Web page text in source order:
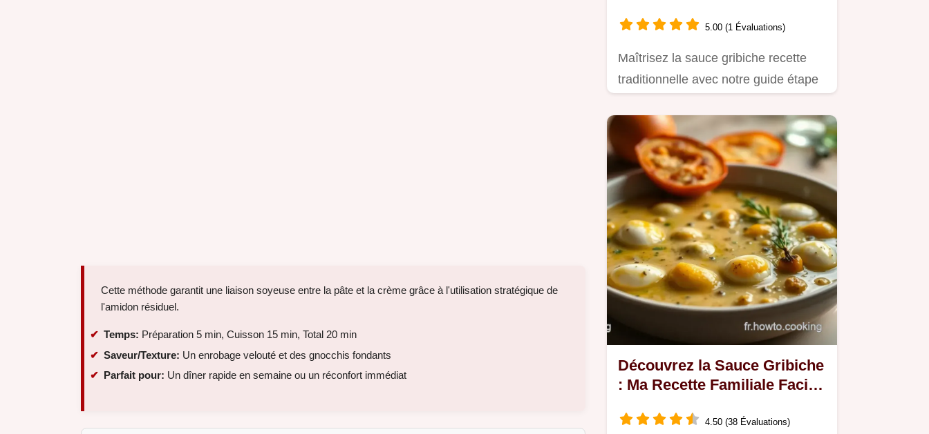
Cette méthode garantit une liaison soyeuse entre la pâte et la crème grâce à l'utilisation stratégique de
l'amidon résiduel.
Temps: Préparation 5 min, Cuisson 15 min, Total 20 min
Saveur/Texture: Un enrobage velouté et des gnocchis fondants
Parfait pour: Un dîner rapide en semaine ou un réconfort immédiat
5.00 (1 Évaluations)
Maîtrisez la sauce gribiche recette
traditionnelle avec notre guide étape
Découvrez la Sauce Gribiche
: Ma Recette Familiale Facile
4.50 (38 Évaluations)